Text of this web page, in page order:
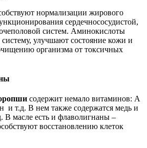
нормализации жирового
сердечнососудистой,
систем. Аминокислоты
улучшают состояние кожи и
организма от токсичных
содержит немало витаминов: А
и т.д. В нем также содержатся медь и
В масле есть и флаволигнаны –
восстановлению клеток